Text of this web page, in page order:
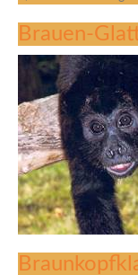
Brauen-